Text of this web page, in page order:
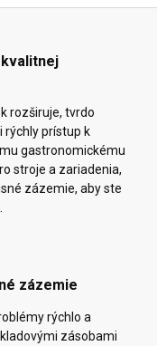
rozširuje, tvrdo
rýchly prístup k
gastronomickému
stroje a zariadenia,
zázemie, aby ste
zázemie
rýchlo a
zásobami